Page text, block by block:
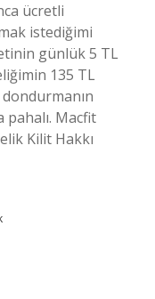
ücretli
istediğimi
günlük 5 TL
135 TL
Macfit
Kilit Hakkı